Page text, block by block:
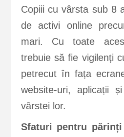
Copiii cu vârsta sub 8
de activi online
mari. Cu toate
trebuie să fie vigilenți
petrecut în fața
website-uri, aplicații
vârstei lor.
Sfaturi pentru